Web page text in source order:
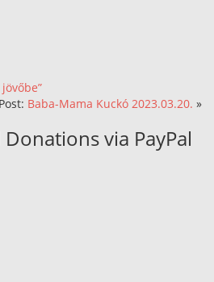
Baba-Mama Kuckó 2023.03.20. »
Donations via PayPal